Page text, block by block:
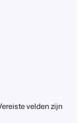
velden zijn